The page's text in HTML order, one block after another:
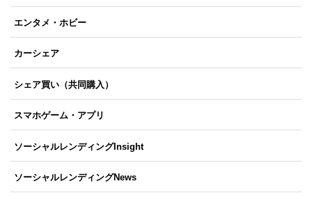
エンタメ・ホビー
カーシェア
シェア買い（共同購入）
スマホゲーム・アプリ
ソーシャルレンディングInsight
ソーシャルレンディングNews